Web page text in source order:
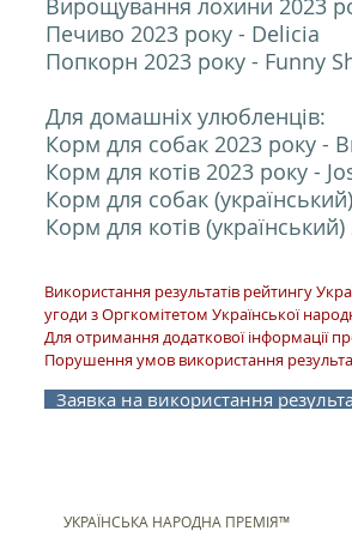
Вирощування лохини 2023
Печиво 2023 року - Delicia
Попкорн 2023 року - Funny
Для домашніх улюбленців:
Корм для собак 2023 року -
Корм для котів 2023 року -
Корм для собак
Корм для котів (український)
Використання результатів рейтингу
угоди з Оргкомітетом Української
Для отримання додаткової інформації
Порушення умов використання
Заявка на використання
УКРАЇНСЬКА НАРОДНА ПРЕМІЯ™